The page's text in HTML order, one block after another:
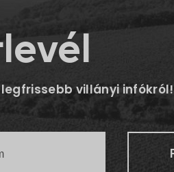
villányi infókról!